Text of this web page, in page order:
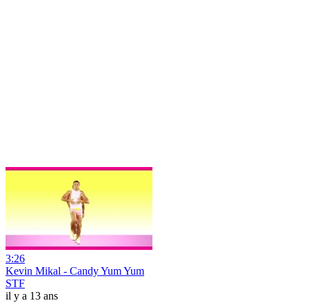
3:26
Kevin Mikal - Candy Yum Yum
STF
il y a 13 ans